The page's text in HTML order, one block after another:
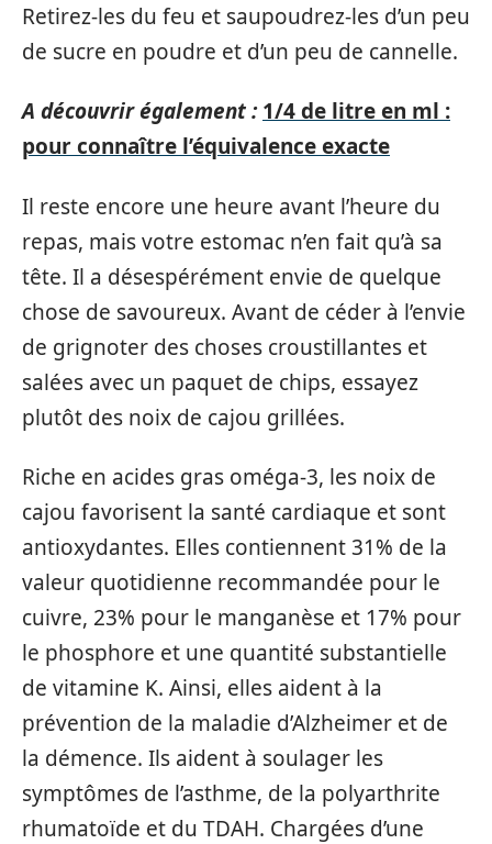
Retirez-les du feu et saupoudrez-les d’un peu
de sucre en poudre et d’un peu de cannelle.
A découvrir également : 1/4 de litre en ml :
pour connaître l’équivalence exacte
Il reste encore une heure avant l’heure du
repas, mais votre estomac n’en fait qu’à sa
tête. Il a désespérément envie de quelque
chose de savoureux. Avant de céder à l’envie
de grignoter des choses croustillantes et
salées avec un paquet de chips, essayez
plutôt des noix de cajou grillées.
Riche en acides gras oméga-3, les noix de
cajou favorisent la santé cardiaque et sont
antioxydantes. Elles contiennent 31% de la
valeur quotidienne recommandée pour le
cuivre, 23% pour le manganèse et 17% pour
le phosphore et une quantité substantielle
de vitamine K. Ainsi, elles aident à la
prévention de la maladie d’Alzheimer et de
la démence. Ils aident à soulager les
symptômes de l’asthme, de la polyarthrite
rhumatoïde et du TDAH. Chargées d’une